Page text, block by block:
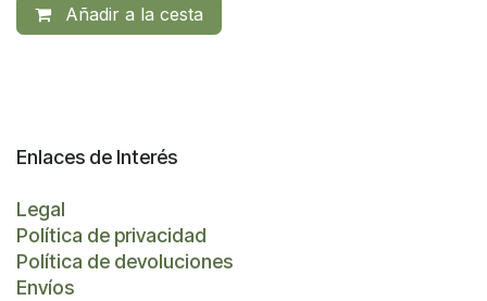
Añadir a la cesta
Enlaces de Interés
Legal
Política de privacidad
Política de devoluciones
Envíos